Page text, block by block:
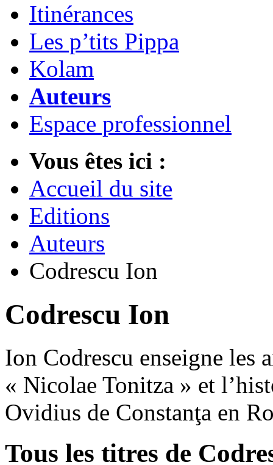
Itinérances
Les p’tits Pippa
Kolam
Auteurs
Espace professionnel
Vous êtes ici :
Accueil du site
Editions
Auteurs
Codrescu Ion
Codrescu Ion
Ion Codrescu enseigne les
« Nicolae Tonitza » et
Ovidius de Constanţa en
Tous les titres de